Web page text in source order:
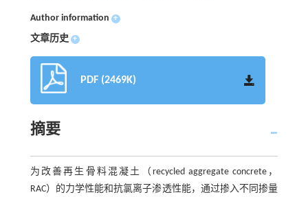
Author information +
文章历史 +
PDF (2469K)
摘要
为改善再生骨料混凝土（recycled aggregate concrete，
RAC）的力学性能和抗氯离子渗透性能，通过掺入不同掺量